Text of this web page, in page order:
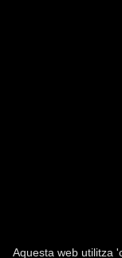
Aquesta web utilitza